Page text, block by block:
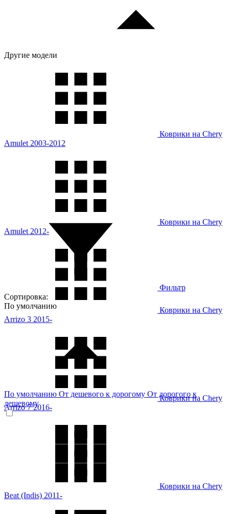
Другие модели
Коврики на Chery
Amulet 2003-2012
Коврики на Chery
Amulet 2012-
Коврики на Chery
Arrizo 3 2015-
Коврики на Chery
Arrizo 7 2016-
Коврики на Chery
Beat (Indis) 2011-
Фильтр
Сортировка:
По умолчанию
По умолчанию От дешевого к дорогому От дорогого к
дешевому